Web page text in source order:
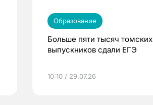
Образование
Больше пяти тысяч томских
выпускников сдали ЕГЭ
10:10 / 29.07.26